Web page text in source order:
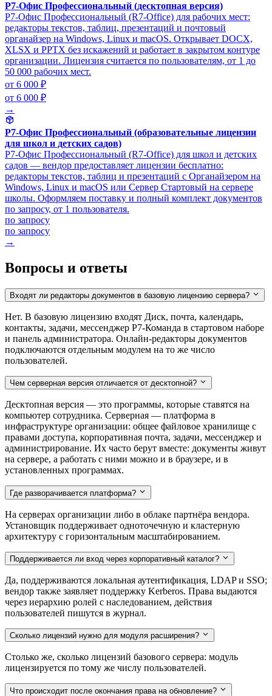
Р7-Офис Профессиональный (десктопная версия)
Р7-Офис Профессиональный (R7-Office) для рабочих мест:
редакторы текстов, таблиц, презентаций и почтовый
органайзер на Windows, Linux и macOS. Открывает DOCX,
XLSX и PPTX без искажений и работает в закрытом контуре
организации. Лицензия считается по пользователям, от 1 до
50 000 рабочих мест.
от 6 000 ₽
от 6 000 ₽
→
Р7-Офис Профессиональный (образовательные лицензии
для школ и детских садов)
Р7-Офис Профессиональный (R7-Office) для школ и детских
садов — вендор предоставляет лицензии бесплатно:
редакторы текстов, таблиц и презентаций с Органайзером на
Windows, Linux и macOS или Сервер Стартовый на сервере
школы. Оформляем поставку и полный комплект документов
по запросу, от 1 пользователя.
по запросу
по запросу
→
Вопросы и ответы
Входят ли редакторы документов в базовую лицензию сервера?
Нет. В базовую лицензию входят Диск, почта, календарь,
контакты, задачи, мессенджер Р7-Команда в стартовом наборе
и панель администратора. Онлайн-редакторы документов
подключаются отдельным модулем на то же число
пользователей.
Чем серверная версия отличается от десктопной?
Десктопная версия — это программы, которые ставятся на
компьютер сотрудника. Серверная — платформа в
инфраструктуре организации: общее файловое хранилище с
правами доступа, корпоративная почта, задачи, мессенджер и
администрирование. Их часто берут вместе: документы живут
на сервере, а работать с ними можно и в браузере, и в
установленных программах.
Где разворачивается платформа?
На серверах организации либо в облаке партнёра вендора.
Установщик поддерживает одноточечную и кластерную
архитектуру с горизонтальным масштабированием.
Поддерживается ли вход через корпоративный каталог?
Да, поддерживаются локальная аутентификация, LDAP и SSO;
вендор также заявляет поддержку Kerberos. Права выдаются
через иерархию ролей с наследованием, действия
пользователей пишутся в журнал.
Сколько лицензий нужно для модуля расширения?
Столько же, сколько лицензий базового сервера: модуль
лицензируется по тому же числу пользователей.
Что происходит после окончания права на обновление?